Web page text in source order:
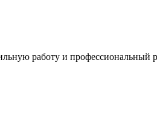
работу и профессиональный